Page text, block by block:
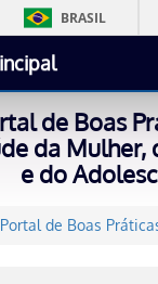
BRASIL
de Boas
da Mulher,
e do
Portal de Boas